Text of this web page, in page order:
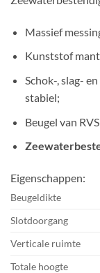
Massief
Kunststof
Schok-, slag-
stabiel;
Beugel van
Eigenschappen:
Beugeldikte
Slotdoorgang
Verticale ruimte
Totale hoogte